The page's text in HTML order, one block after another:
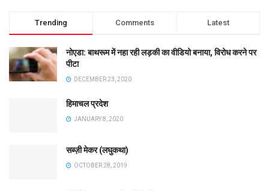
Trending Comments Latest
नोएडा: बाथरूम में नहा रही लड़की का वीडियो बनाया, विरोध करने पर
पीटा
DECEMBER 23, 2020
हिमाचल प्रदेश
JANUARY 8, 2020
सब्ज़ी मेकर (लघुकथा)
OCTOBER 28, 2019